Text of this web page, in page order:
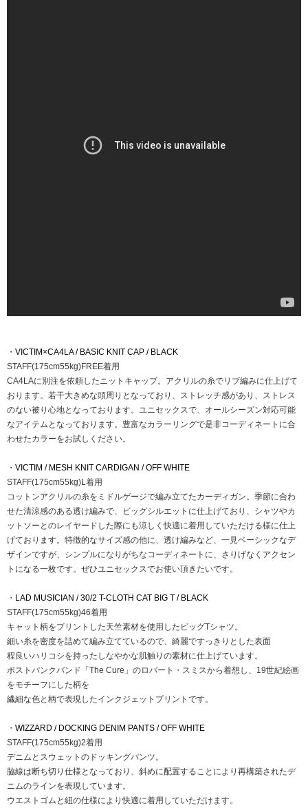
・ VICTIM×CA4LA / BASIC KNIT CAP / BLACK
STAFF(175cm55kg)FREE着用
CA4LAに別注を依頼したニットキャップ。アクリルの糸でリブ編みに仕上げて
おります。若干大きめな頭周りとなっており、ストレッチ感があり、ストレス
のない被り心地となっております。ユニセックスで、オールシーズン対応可能
なアイテムとなっております。豊富なカラーリングで是非コーディネートに合
わせたカラーをお試しください。
・ VICTIM / MESH KNIT CARDIGAN / OFF WHITE
STAFF(175cm55kg)L着用
コットンアクリルの糸をミドルゲージで編み立てたカーディガン。季節に合わ
せた清涼感のある透け編みで、ビッグシルエットに仕上げており、シャツやカ
ットソーとのレイヤードした際にも涼しく快適に着用していただける様に仕上
げております。特徴的なサイズ感の他に、透け編みなど、一見ベーシックなデ
ザインですが、シンプルになりがちなコーディネートに、さりげなくアクセン
トになる一枚です。ぜひユニセックスでお使い頂きたいです。
・ LAD MUSICIAN / 30/2 T-CLOTH CAT BIG T / BLACK
STAFF(175cm55kg)46着用
キャット柄をプリントした天竺素材を使用したビッグTシャツ。
細い糸を密度を詰めて編み立てているので、綺麗ですっきりとした表面
程良いハリコシを持ったしなやかな肌触りの素材に仕上げています。
ポストパンクバンド「The Cure」のロバート・スミスから着想し、19世紀絵画
をモチーフにした柄を
繊細な色と柄で表現したインクジェットプリントです。
・ WIZZARD / DOCKING DENIM PANTS / OFF WHITE
STAFF(175cm55kg)2着用
デニムとスウェットのドッキングパンツ。
脇線は断ち切り仕様となっており、斜めに配置することにより再構築されたデ
ニムのラインを表現しています。
ウエストゴムと紐の仕様により快適に着用していただけます。